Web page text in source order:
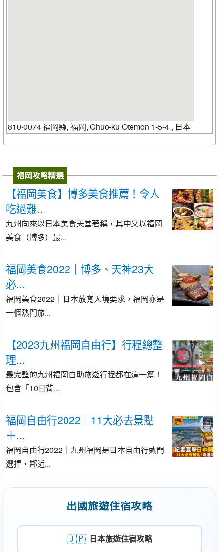
810-0074 福岡縣, 福岡, Chuo-ku Otemon 1-5-4 , 日本
福岡攻略精選
【福岡美食】博多美食推薦！令人
吃過難...
九州向來以日本美食天堂著稱，其中又以福岡
美食（博多）最...
福岡美食2022｜博多、天神23大
必...
福岡美食2022｜日本放寬入境要求，福岡亦是
一個熱門旅...
【2023九州福岡自由行】行程總整
理...
最完整的九州福岡自助旅遊行程都在這一篇！
包含「10日背...
福岡自由行2022｜11大必去景點
＋...
福岡自由行2022｜九州福岡是日本自由行熱門
選擇，鄰近...
出國旅遊住宿攻略
🇯🇵 日本旅遊住宿攻略